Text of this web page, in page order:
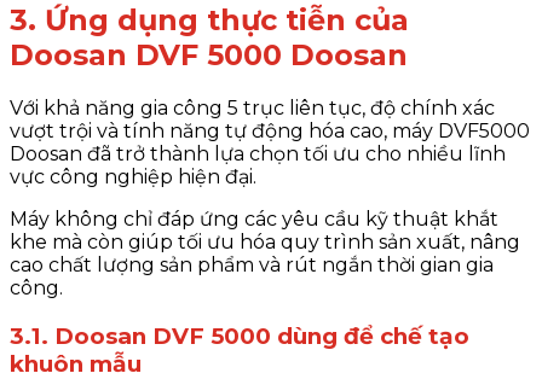
3. Ứng dụng thực tiễn của
Doosan DVF 5000 Doosan
Với khả năng gia công 5 trục liên tục, độ chính xác
vượt trội và tính năng tự động hóa cao, máy DVF5000
Doosan đã trở thành lựa chọn tối ưu cho nhiều lĩnh
vực công nghiệp hiện đại.
Máy không chỉ đáp ứng các yêu cầu kỹ thuật khắt
khe mà còn giúp tối ưu hóa quy trình sản xuất, nâng
cao chất lượng sản phẩm và rút ngắn thời gian gia
công.
3.1. Doosan DVF 5000 dùng để chế tạo
khuôn mẫu